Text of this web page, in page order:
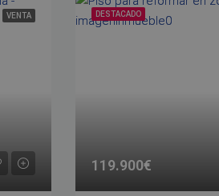
VENTA DESTACADO
119.900€